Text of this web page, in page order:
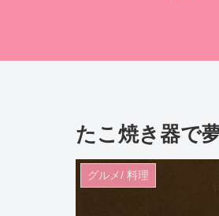
たこ焼き器で
グルメ/ 料理